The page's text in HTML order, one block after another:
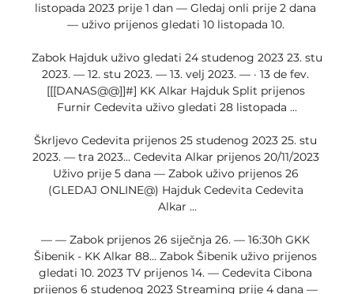
listopada 2023 prije 1 dan — Gledaj onli prije 2 dana
— uživo prijenos gledati 10 listopada 10.
Zabok Hajduk uživo gledati 24 studenog 2023 23. stu
2023. — 12. stu 2023. — 13. velj 2023. — · 13 de fev.
[[[DANAS@@]]#] KK Alkar Hajduk Split prijenos
Furnir Cedevita uživo gledati 28 listopada ...
Škrljevo Cedevita prijenos 25 studenog 2023 25. stu
2023. — tra 2023... Cedevita Alkar prijenos 20/11/2023
Uživo prije 5 dana — Zabok uživo prijenos 26
(GLEDAJ ONLINE@) Hajduk Cedevita Cedevita
Alkar ...
— — Zabok prijenos 26 siječnja 26. — 16:30h GKK
Šibenik - KK Alkar 88... Zabok Šibenik uživo prijenos
gledati 10. 2023 TV prijenos 14. — Cedevita Cibona
prijenos 6 studenog 2023 Streaming prije 4 dana —